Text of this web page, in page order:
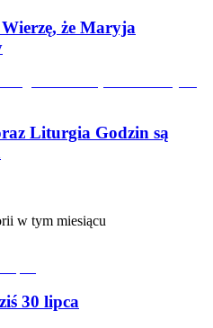
że Maryja
Liturgia Godzin są
w tym miesiącu
30 lipca